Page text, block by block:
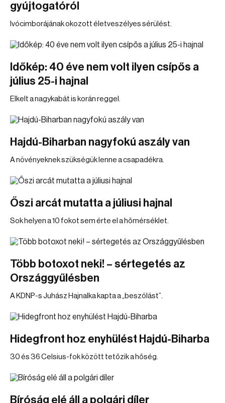
gyújtogatóról
Ivócimborájának okozott életveszélyes sérülést.
Időkép: 40 éve nem volt ilyen csípős a
július 25-i hajnal
Elkelt a nagykabát is korán reggel.
Hajdú-Biharban nagyfokú aszály van
A növényeknek szükségük lenne a csapadékra.
Őszi arcát mutatta a júliusi hajnal
Sok helyen a 10 fokot sem érte el a hőmérséklet.
Több botoxot neki! – sértegetés az
Országgyűlésben
A KDNP-s Juhász Hajnalka kapta a „beszólást”.
Hidegfront hoz enyhülést Hajdú-Biharba
30 és 36 Celsius-fok között tetőzik a hőség.
Bíróság elé áll a polgári díler